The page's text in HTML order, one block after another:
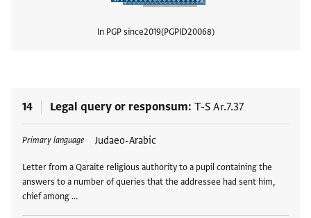
In PGP since2019 PGPID20068
14 Legal query or responsum T-S Ar.7.37
Primary language Judaeo-Arabic
Letter from a Qaraite religious authority to a pupil containing the
answers to a number of queries that the addressee had sent him,
chief among …
Tags